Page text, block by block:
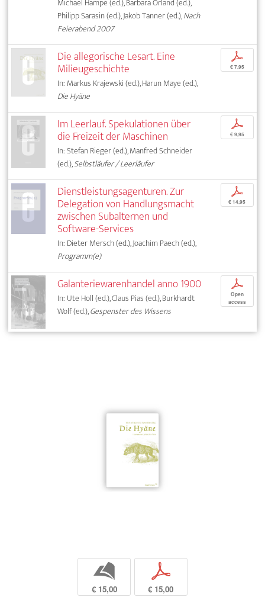
Philipp Sarasin (ed.), Jakob Tanner (ed.),Nach
Feierabend 2007
Die allegorische Lesart. Eine
Milieugeschichte
In: Markus Krajewski (ed.), Harun Maye (ed.),
Die Hyäne
p
€ 7,95
Im Leerlauf. Spekulationen über
die Freizeit der Maschinen
In: Stefan Rieger (ed.), Manfred Schneider
(ed.),Selbstläufer / Leerläufer
p
€ 9,95
Dienstleistungsagenturen. Zur
Delegation von Handlungsmacht
zwischen Subalternen und
Software-Services
In: Dieter Mersch (ed.), Joachim Paech (ed.),
Programm(e)
p
€ 14,95
Galanteriewarenhandel anno 1900
In: Ute Holl (ed.), Claus Pias (ed.), Burkhardt
Wolf (ed.),Gespenster des Wissens
p
Open
access
b
€ 15,00
p
€ 15,00